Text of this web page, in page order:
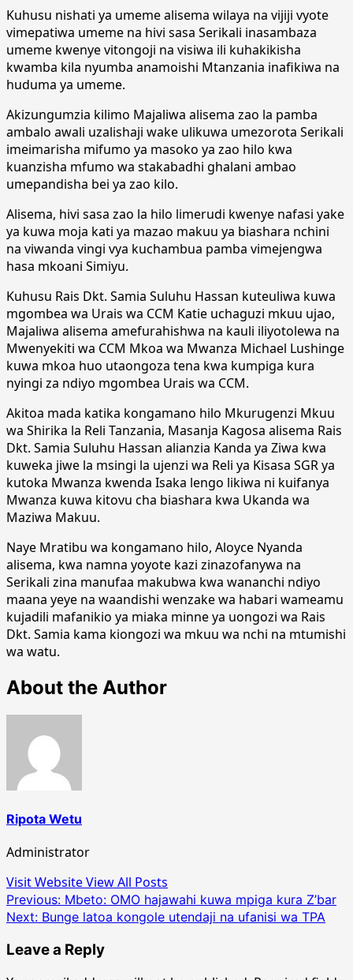
Kuhusu nishati ya umeme alisema wilaya na vijiji vyote
vimepatiwa umeme na hivi sasa Serikali inasambaza
umeme kwenye vitongoji na visiwa ili kuhakikisha
kwamba kila nyumba anamoishi Mtanzania inafikiwa na
huduma ya umeme.
Akizungumzia kilimo Majaliwa alisema zao la pamba
ambalo awali uzalishaji wake ulikuwa umezorota Serikali
imeimarisha mifumo ya masoko ya zao hilo kwa
kuanzisha mfumo wa stakabadhi ghalani ambao
umepandisha bei ya zao kilo.
Alisema, hivi sasa zao la hilo limerudi kwenye nafasi yake
ya kuwa moja kati ya mazao makuu ya biashara nchini
na viwanda vingi vya kuchambua pamba vimejengwa
hasa mkoani Simiyu.
Kuhusu Rais Dkt. Samia Suluhu Hassan kuteuliwa kuwa
mgombea wa Urais wa CCM Katie uchaguzi mkuu ujao,
Majaliwa alisema amefurahishwa na kauli iliyotolewa na
Mwenyekiti wa CCM Mkoa wa Mwanza Michael Lushinge
kuwa mkoa huo utaongoza tena kwa kumpiga kura
nyingi za ndiyo mgombea Urais wa CCM.
Akitoa mada katika kongamano hilo Mkurugenzi Mkuu
wa Shirika la Reli Tanzania, Masanja Kagosa alisema Rais
Dkt. Samia Suluhu Hassan alianzia Kanda ya Ziwa kwa
kuweka jiwe la msingi la ujenzi wa Reli ya Kisasa SGR ya
kutoka Mwanza kwenda Isaka lengo likiwa ni kuifanya
Mwanza kuwa kitovu cha biashara kwa Ukanda wa
Maziwa Makuu.
Naye Mratibu wa kongamano hilo, Aloyce Nyanda
alisema, kwa namna yoyote kazi zinazofanywa na
Serikali zina manufaa makubwa kwa wananchi ndiyo
maana yeye na waandishi wenzake wa habari wameamu
kujadili mafanikio ya miaka minne ya uongozi wa Rais
Dkt. Samia kama kiongozi wa mkuu wa nchi na mtumishi
wa watu.
About the Author
Ripota Wetu
Administrator
Visit WebsiteView All Posts
Post
navigation
Previous: Mbeto: OMO hajawahi kuwa mpiga kura Z’bar
Next: Bunge latoa kongole utendaji na ufanisi wa TPA
Leave a Reply